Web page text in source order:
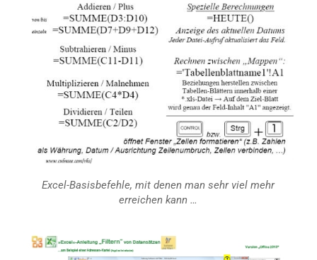
Excel-Basisbefehle, mit denen man sehr viel mehr
erreichen kann …